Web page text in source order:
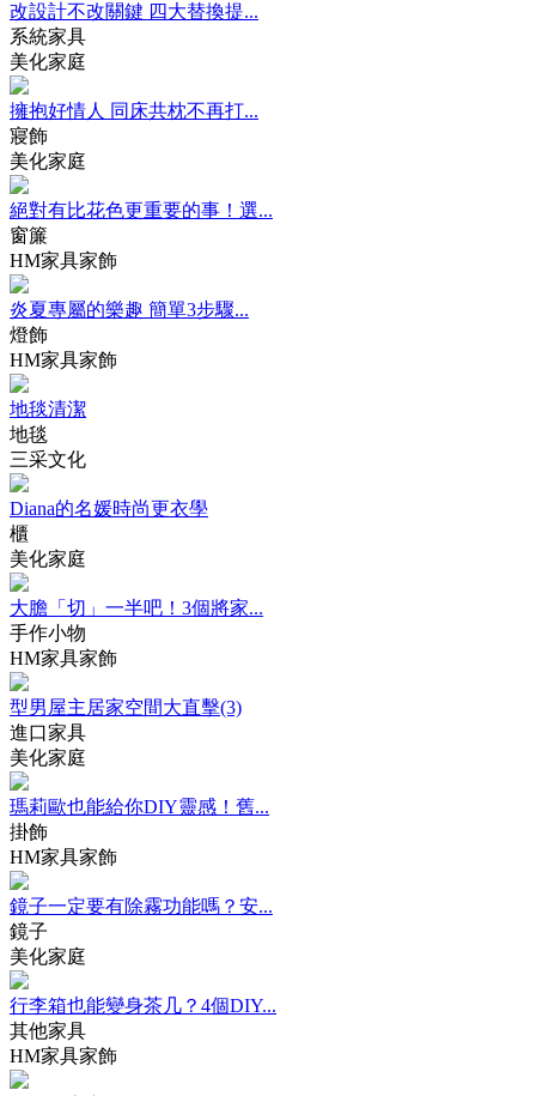
改設計不改關鍵 四大替換提...
系統家具
美化家庭
擁抱好情人 同床共枕不再打...
寢飾
美化家庭
絕對有比花色更重要的事！選...
窗簾
HM家具家飾
炎夏專屬的樂趣 簡單3步驟...
燈飾
HM家具家飾
地毯清潔
地毯
三采文化
Diana的名媛時尚更衣學
櫃
美化家庭
大膽「切」一半吧！3個將家...
手作小物
HM家具家飾
型男屋主居家空間大直擊(3)
進口家具
美化家庭
瑪莉歐也能給你DIY靈感！舊...
掛飾
HM家具家飾
鏡子一定要有除霧功能嗎？安...
鏡子
美化家庭
行李箱也能變身茶几？4個DIY...
其他家具
HM家具家飾